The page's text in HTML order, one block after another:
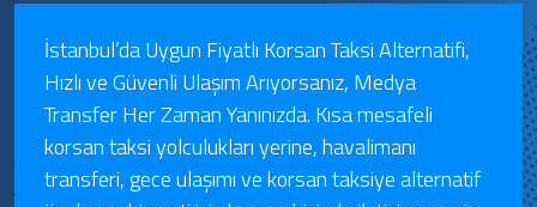
İstanbul’da Uygun Fiyatlı Korsan Taksi Alternatifi,
Hızlı ve Güvenli Ulaşım Arıyorsanız, Medya
Transfer Her Zaman Yanınızda. Kısa mesafeli
korsan taksi yolculukları yerine, havalimanı
transferi, gece ulaşımı ve korsan taksiye alternatif